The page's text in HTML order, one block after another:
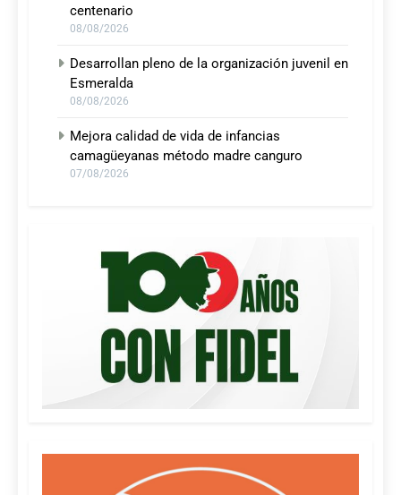
centenario
08/08/2026
Desarrollan pleno de la organización juvenil en
Esmeralda
08/08/2026
Mejora calidad de vida de infancias
camagüeyanas método madre canguro
07/08/2026